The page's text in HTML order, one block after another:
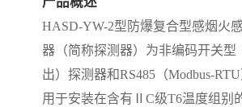
HASD-YW-2型防爆复合型感烟火
器（简称探测器）为非编码开关型
出）探测器和RS485 （Modbus-RTU
用于安装在含有Ⅱ C级T6温度组别